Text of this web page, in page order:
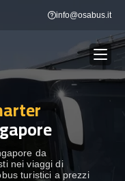
info@osabus.it
Show dropdown
Show dropdown
da
nei viaggi di
turistici a prezzi